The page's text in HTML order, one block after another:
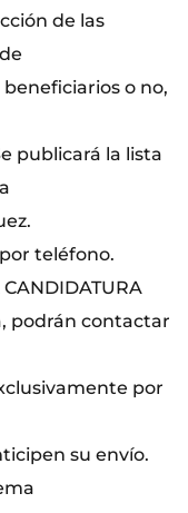
de las
o no,
publicará la lista
teléfono.
CANDIDATURA
podrán contactar
por
su envío.